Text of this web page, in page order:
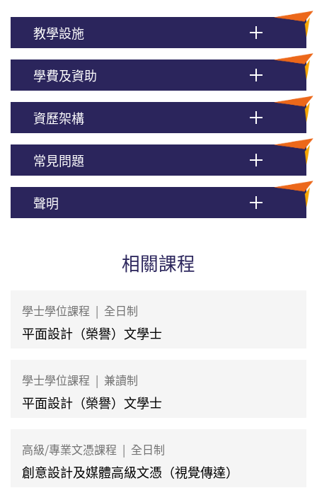
教學設施
學費及資助
資歷架構
常見問題
聲明
相關課程
學士學位課程 | 全日制
平面設計（榮譽）文學士
學士學位課程 | 兼讀制
平面設計（榮譽）文學士
高級/專業文憑課程 | 全日制
創意設計及媒體高級文憑（視覺傳達）